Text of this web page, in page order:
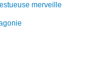
merveille